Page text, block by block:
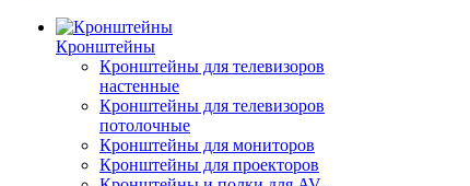
Кронштейны
Кронштейны для телевизоров
настенные
Кронштейны для телевизоров
потолочные
Кронштейны для мониторов
Кронштейны для проекторов